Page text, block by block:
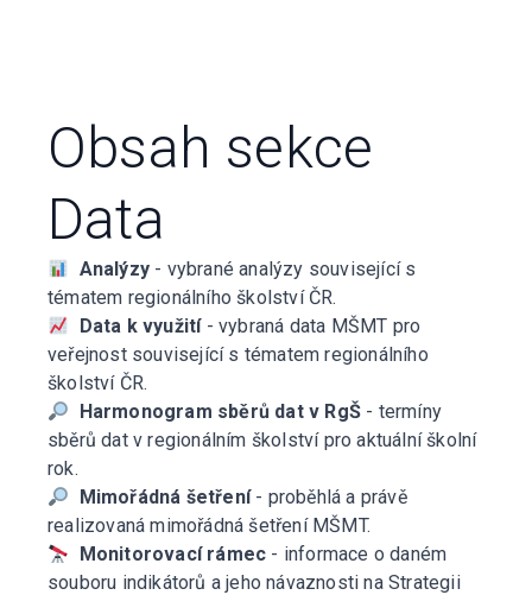
Obsah sekce
Data
Analýzy - vybrané analýzy související s
tématem regionálního školství ČR.
Data k využití- vybraná data MŠMT pro
veřejnost související s tématem regionálního
školství ČR.
Harmonogram sběrů dat v RgŠ - termíny
sběrů dat v regionálním školství pro aktuální školní
rok.
Mimořádná šetření- proběhlá a právě
realizovaná mimořádná šetření MŠMT.
Monitorovací rámec - informace o daném
souboru indikátorů a jeho návaznosti na Strategii